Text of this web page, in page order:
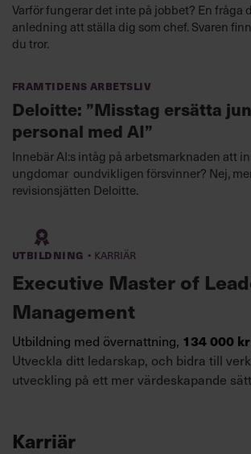
Varför fungerar det inte på jobbet? En fråga
anledning att ställa dig som chef. Svaren
du tror.
Framtidens arbetsliv
Deloitte: ”Misstag ersätta
personal med AI”
Innebär AI:s intåg på arbetsmarknaden att
ungdomar oundvikligen försvinner? Nej,
revisionsjätten Deloitte.
Utbildning · Karriär
Executive Master of
Management
Utbildning med övernattning, 134 000 kr
Utveckla ditt ledarskap, och bidra till
utveckling på ett mer värdeskapande
Karriär